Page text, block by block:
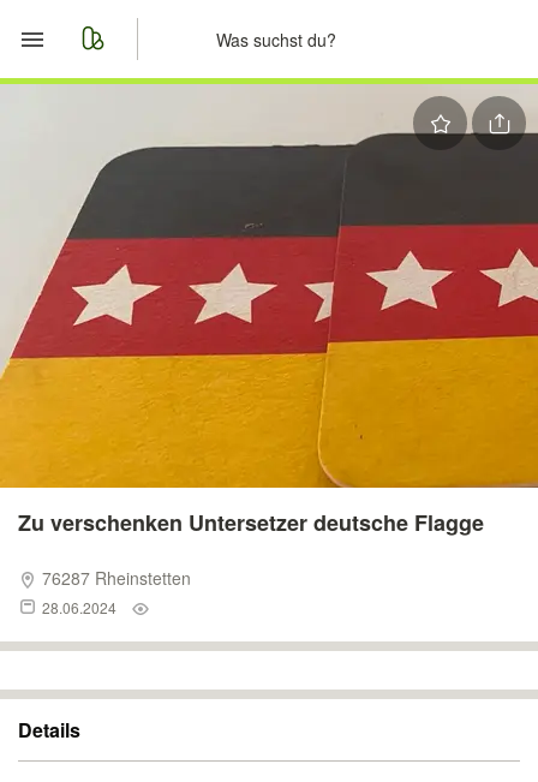
Merkliste
Nachrichten
Anzeige aufgeben
Zu verschenken Untersetzer deutsche Flagge
76287 Rheinstetten
28.06.2024
Details